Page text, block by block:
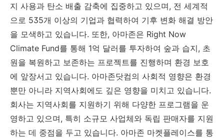
지 사용과 탄소 배출 감축에 집중하고 있으며, 전 세계적
으로 535개 이상의 기업과 협력하여 기후 변화 해결 방안
을 모색하고 있습니다. 또한, 아마존은 Right Now
Climate Fund를 통해 1억 달러를 투자하여 숲과 습지, 초
원을 복원하고 보존하는 프로젝트를 진행하며 환경 보호
에 앞장서고 있습니다. 아마존닷컴의 사회적 영향은 환경
뿐만 아니라 지역사회에도 깊은 영향을 미치고 있습니다.
회사는 지역사회를 지원하기 위해 다양한 프로그램을 운
영하고 있으며, 특히 소규모 사업체와 독립 판매자를 지원
하는 데 중점을 두고 있습니다. 아마존 마켓플레이스를 통